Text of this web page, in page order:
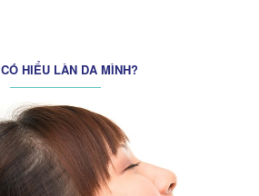
HIỂU LÀN DA MÌNH?